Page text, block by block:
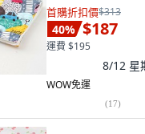
首購折扣價$313
40% $187
運費 $195
8/12 星
WOW免運
(17)